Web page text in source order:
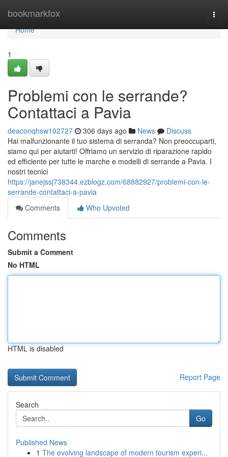
bookmarkfox
Home
Home
1
Problemi con le serrande?
Contattaci a Pavia
deaconqhsw102727 306 days ago News
Discuss
Hai malfunzionante il tuo sistema di serranda? Non preoccuparti,
siamo qui per aiutarti! Offriamo un servizio di riparazione rapido
ed efficiente per tutte le marche e modelli di serrande a Pavia. I
nostri tecnici
https://janejssj738344.ezblogz.com/68882927/problemi-con-le-
serrande-contattaci-a-pavia
Comments
Who Upvoted
Comments
Submit a Comment
No HTML
HTML is disabled
Report Page
Search
Go
Published News
1 The evolving landscape of modern tourism experi...